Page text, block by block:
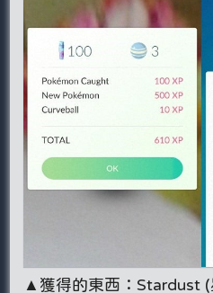
▲獲得的東西：Stardust